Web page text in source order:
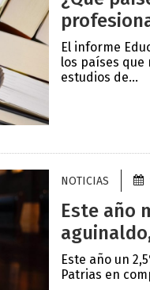
El informe
los países
estudios de...
NOTICIAS
Este año
Este año un
Patrias en